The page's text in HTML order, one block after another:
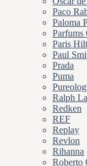
Paco
Paloma
Parfums
Paris
Paul
Prada
Puma
Ralph
Redken
REF
Replay
Revlon
Rihanna
Roberto